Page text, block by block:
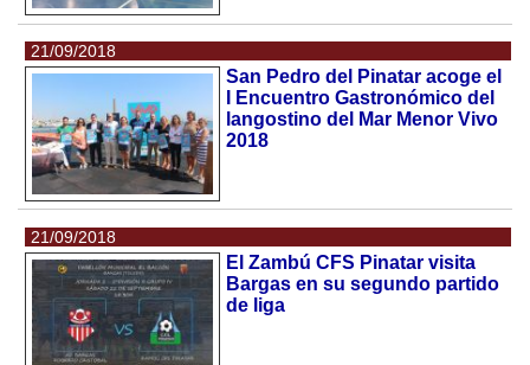
21/09/2018
San Pedro del Pinatar acoge el
I Encuentro Gastronómico del
langostino del Mar Menor Vivo
2018
21/09/2018
El Zambú CFS Pinatar visita
Bargas en su segundo partido
de liga